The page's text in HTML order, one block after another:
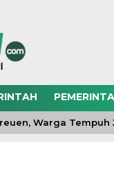
Warga Tempuh